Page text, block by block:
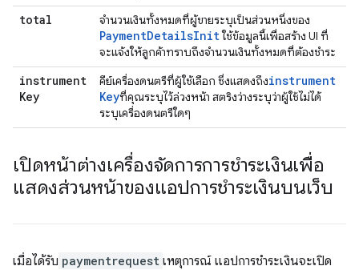
total จำนวนเงินทั้งหมดที่ผู้ขายระบุเป็นส่วนหนึ่งของ
PaymentDetailsInitใช้ข้อมูลนี้เพื่อสร้าง UI ที่
จะแจ้งให้ลูกค้าทราบถึงจำนวนเงินทั้งหมดที่ต้องชำระ
instrument
Key
คีย์เครื่องดนตรีที่ผู้ใช้เลือก ซึ่งแสดงถึงinstrument
Keyที่คุณระบุไว้ล่วงหน้า สตริงว่างระบุว่าผู้ใช้ไม่ได้
ระบุเครื่องดนตรีใดๆ
เปิดหน้าต่างเครื่องจัดการการชำระเงินเพื่อ
แสดงส่วนหน้าของแอปการชำระเงินบนเว็บ
เมื่อได้รับ paymentrequest เหตุการณ์ แอปการชำระเงินจะเปิด